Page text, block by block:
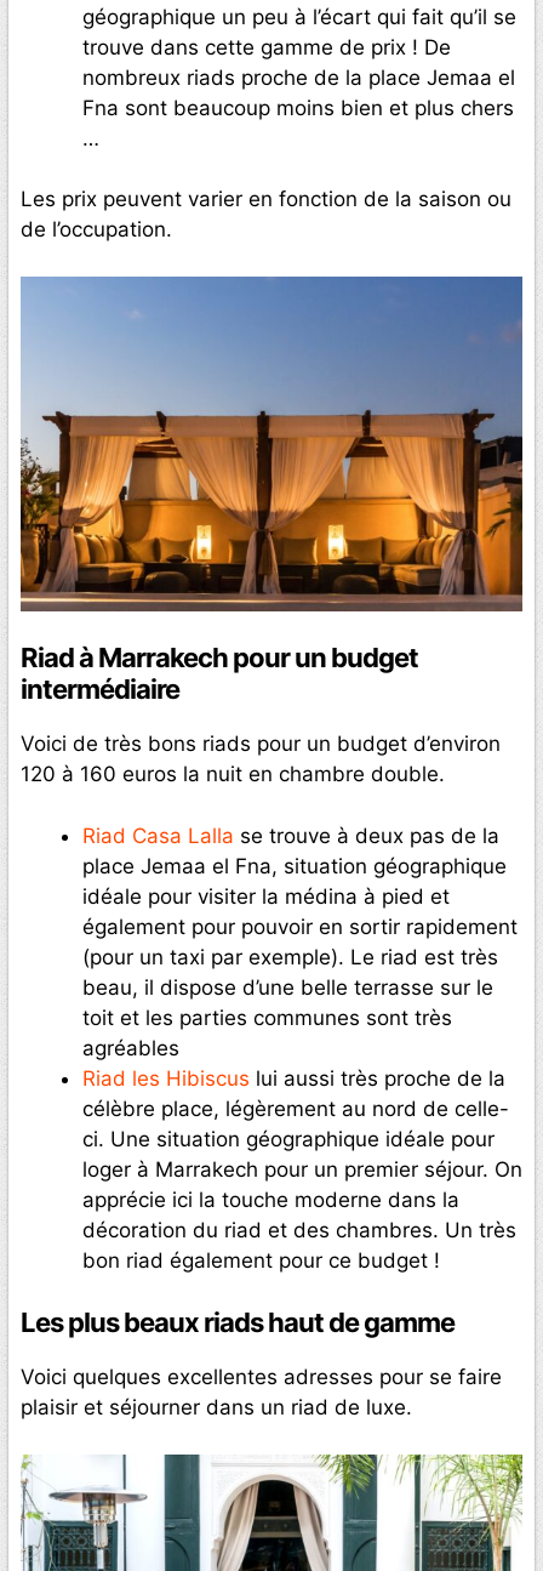
géographique un peu à l’écart qui fait qu’il se
trouve dans cette gamme de prix ! De
nombreux riads proche de la place Jemaa el
Fna sont beaucoup moins bien et plus chers
…
Les prix peuvent varier en fonction de la saison ou
de l’occupation.
Riad à Marrakech pour un budget
intermédiaire
Voici de très bons riads pour un budget d’environ
120 à 160 euros la nuit en chambre double.
Riad Casa Lalla se trouve à deux pas de la
place Jemaa el Fna, situation géographique
idéale pour visiter la médina à pied et
également pour pouvoir en sortir rapidement
(pour un taxi par exemple). Le riad est très
beau, il dispose d’une belle terrasse sur le
toit et les parties communes sont très
agréables
Riad les Hibiscus lui aussi très proche de la
célèbre place, légèrement au nord de celle-
ci. Une situation géographique idéale pour
loger à Marrakech pour un premier séjour. On
apprécie ici la touche moderne dans la
décoration du riad et des chambres. Un très
bon riad également pour ce budget !
Les plus beaux riads haut de gamme
Voici quelques excellentes adresses pour se faire
plaisir et séjourner dans un riad de luxe.